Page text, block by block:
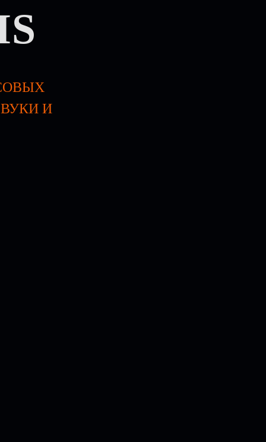
И